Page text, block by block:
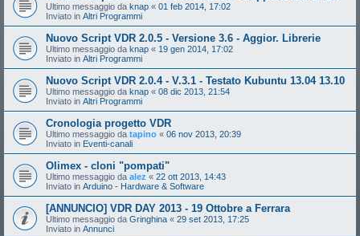
Ultimo messaggio da knap « 01 feb 2014, 17:02
Inviato in Altri Programmi
Nuovo Script VDR 2.0.5 - Versione 3.6 - Aggior. Librerie
Ultimo messaggio da knap « 19 gen 2014, 17:02
Inviato in Altri Programmi
Nuovo Script VDR 2.0.4 - V.3.1 - Testato Kubuntu 13.04 13.10
Ultimo messaggio da knap « 08 dic 2013, 21:54
Inviato in Altri Programmi
Cronologia progetto VDR
Ultimo messaggio da tapino « 06 nov 2013, 20:39
Inviato in Eventi-canali
Olimex - cloni "pompati"
Ultimo messaggio da alez « 22 ott 2013, 14:43
Inviato in Arduino - Hardware & Software
[ANNUNCIO] VDR DAY 2013 - 19 Ottobre a Ferrara
Ultimo messaggio da Gringhina « 29 set 2013, 17:25
Inviato in Annunci